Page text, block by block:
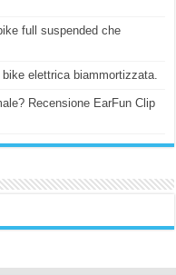
full suspended che
elettrica biammortizzata.
Recensione EarFun Clip